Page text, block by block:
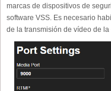
marcas de dispositivos de
software VSS. Es necesario
de la transmisión de vídeo de la